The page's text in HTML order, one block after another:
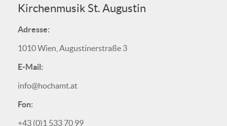
Kirchenmusik St. Augustin
Adresse:
1010 Wien, Augustinerstraße 3
E-Mail:
info@hochamt.at
Fon:
+43 (0)1 533 70 99